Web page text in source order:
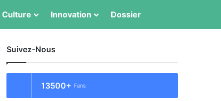
Culture Innovation Dossier
Suivez-Nous
13500+ Fans